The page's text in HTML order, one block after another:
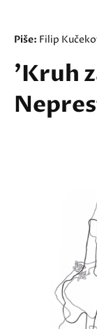
Piše: Filip
'Kruh